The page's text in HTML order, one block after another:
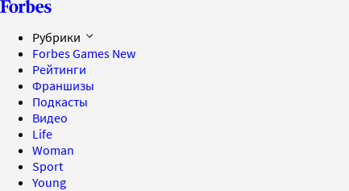
Рубрики
Forbes Games New
Рейтинги
Франшизы
Подкасты
Видео
Life
Woman
Sport
Young